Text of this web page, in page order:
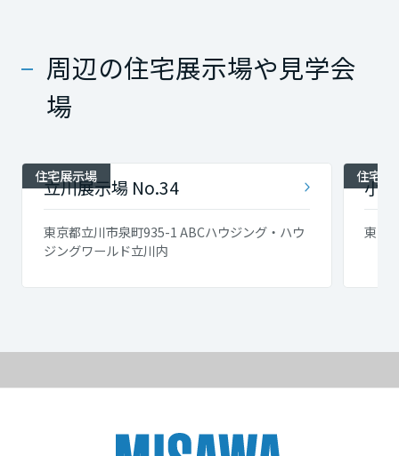
周辺の住宅展示場や見学会
場
住宅展示場
立川展示場 No.34
東京都立川市泉町935-1 ABCハウジング・ハウ
ジングワールド立川内
住宅展
小
東京